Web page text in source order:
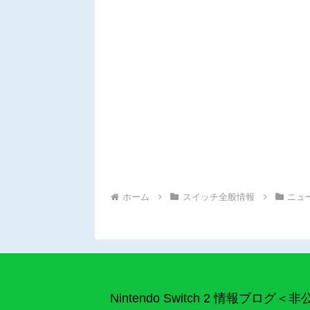
ホーム スイッチ全般情報 ニュ
Nintendo Switch 2 情報ブログ＜非